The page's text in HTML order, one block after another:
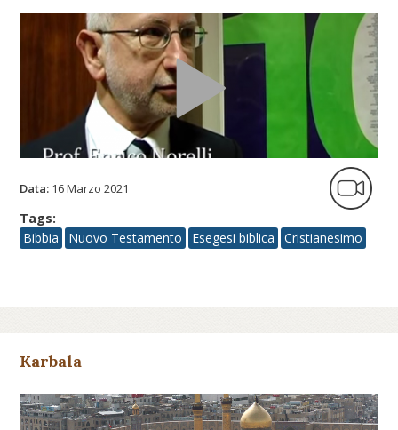
Data: 16 Marzo 2021
Tags:
Bibbia
Nuovo Testamento Esegesi biblica Cristianesimo
Karbala